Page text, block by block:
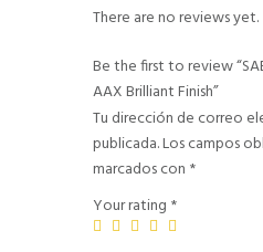
There are no reviews yet.
Be the first to review
AAX Brilliant Finish”
Tu dirección de correo
publicada.Los campos
marcados con *
Your rating *